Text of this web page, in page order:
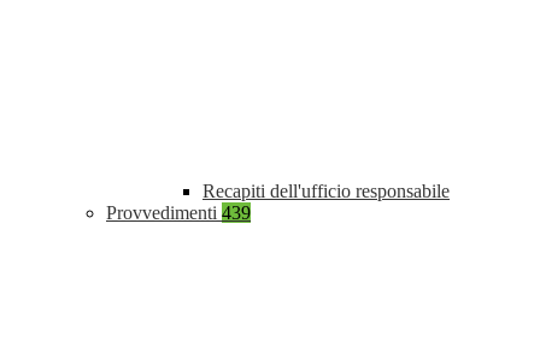
Recapiti dell'ufficio responsabile
Provvedimenti 439